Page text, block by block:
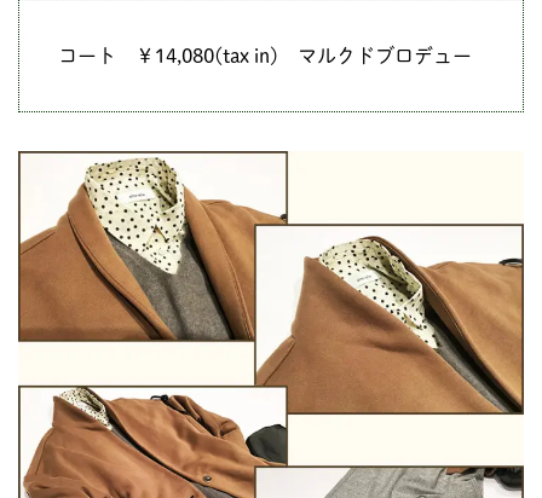
コート ￥14,080(tax in) マルクドブロデュー